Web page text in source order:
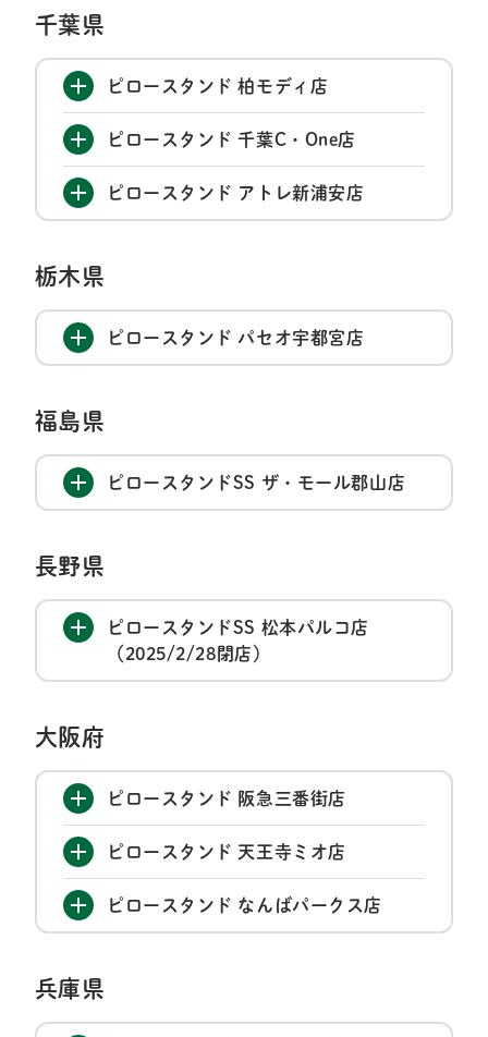
千葉県
ピロースタンド 柏モディ店
ピロースタンド 千葉C・One店
ピロースタンド アトレ新浦安店
栃木県
ピロースタンド パセオ宇都宮店
福島県
ピロースタンドSS ザ・モール郡山店
長野県
ピロースタンドSS 松本パルコ店
（2025/2/28閉店）
大阪府
ピロースタンド 阪急三番街店
ピロースタンド 天王寺ミオ店
ピロースタンド なんばパークス店
兵庫県